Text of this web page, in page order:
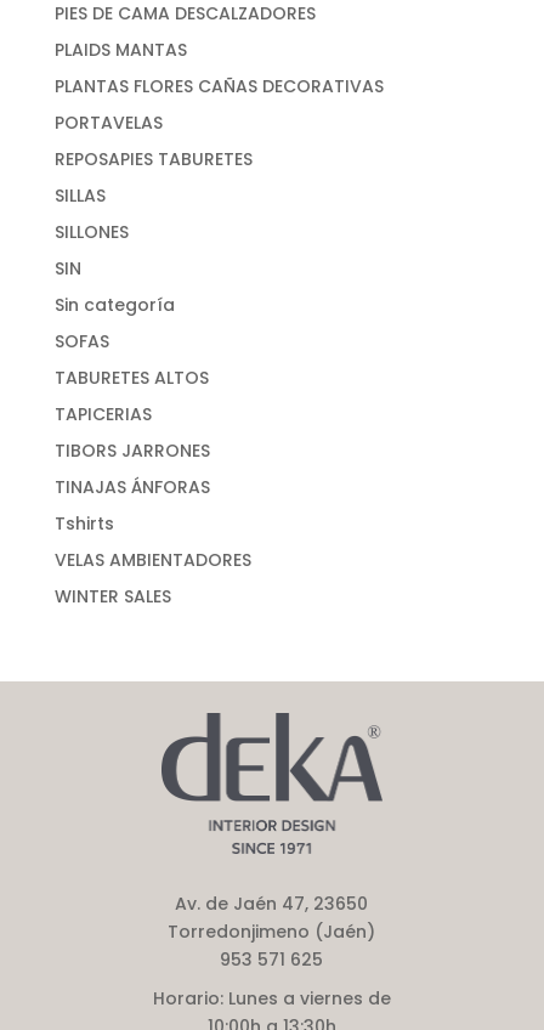
PIES DE CAMA DESCALZADORES
PLAIDS MANTAS
PLANTAS FLORES CAÑAS DECORATIVAS
PORTAVELAS
REPOSAPIES TABURETES
SILLAS
SILLONES
SIN
Sin categoría
SOFAS
TABURETES ALTOS
TAPICERIAS
TIBORS JARRONES
TINAJAS ÁNFORAS
Tshirts
VELAS AMBIENTADORES
WINTER SALES
Av. de Jaén 47, 23650
Torredonjimeno (Jaén)
953 571 625
Horario:Lunes a viernes de